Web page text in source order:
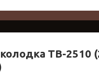
ТВ-2510